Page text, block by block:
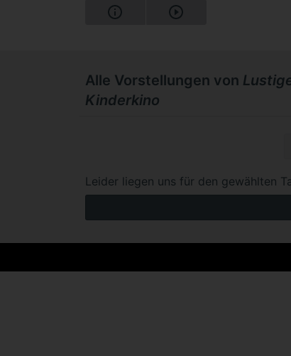
Alle Vorstellungen von
Kinderkino
Leider liegen uns für den gewählten